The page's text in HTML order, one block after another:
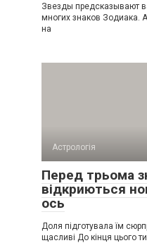
Звезды предсказывают
многих знаков Зодиака.
на
Астрологія
Перед трьома
відкриються
ось
Доля підготувала їм
щасливі До кінця цього